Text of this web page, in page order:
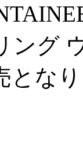
ング
とな